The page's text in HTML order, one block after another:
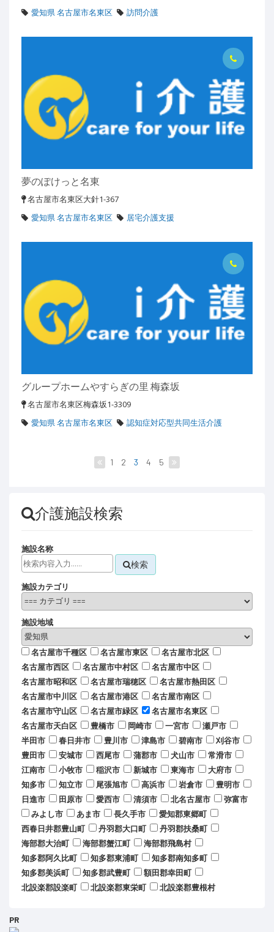
愛知県 名古屋市名東区
訪問介護
夢のぽけっと名東
名古屋市名東区大針1-367
愛知県 名古屋市名東区
居宅介護支援
グループホームやすらぎの里 梅森坂
名古屋市名東区梅森坂1-3309
愛知県 名古屋市名東区
認知症対応型共同生活介護
1 2 3 4 5
介護施設検索
施設名称
検索
施設カテゴリ
施設地域
名古屋市千種区 名古屋市東区
名古屋市北区
名古屋市西区
名古屋市中村区
名古屋市中区
名古屋市昭和区
名古屋市瑞穂区
名古屋市熱田区
名古屋市中川区
名古屋市港区
名古屋市南区
名古屋市守山区
名古屋市緑区
名古屋市名東区
名古屋市天白区
豊橋市 岡崎市 一宮市
瀬戸市
半田市
春日井市 豊川市 津島市 碧南市
刈谷市
豊田市
安城市 西尾市 蒲郡市 犬山市
常滑市
江南市
小牧市 稲沢市 新城市 東海市
大府市
知多市
知立市 尾張旭市 高浜市 岩倉市
豊明市
日進市
田原市 愛西市 清須市 北名古屋市
弥富市
みよし市
あま市 長久手市
愛知郡東郷町
西春日井郡豊山町
丹羽郡大口町
丹羽郡扶桑町
海部郡大治町
海部郡蟹江町
海部郡飛島村
知多郡阿久比町
知多郡東浦町
知多郡南知多町
知多郡美浜町
知多郡武豊町
額田郡幸田町
北設楽郡設楽町
北設楽郡東栄町 北設楽郡豊根村
PR